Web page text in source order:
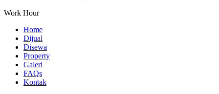
Work Hour
Home
Dijual
Disewa
Property
Galeri
FAQs
Kontak